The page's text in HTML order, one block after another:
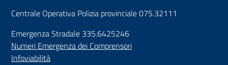
Centrale Operativa Polizia provinciale 075.32111
Emergenza Stradale 335.6425246
Numeri Emergenza dei Comprensori
Infoviabilità